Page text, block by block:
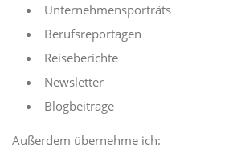
Unternehmensporträts
Berufsreportagen
Reiseberichte
Newsletter
Blogbeiträge
Außerdem übernehme ich: